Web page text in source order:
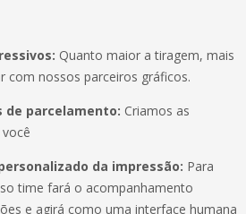
Quanto maior a tiragem, mais
com nossos parceiros gráficos.
de parcelamento: Criamos as
da impressão: Para
time fará o acompanhamento
e agirá como uma interface humana